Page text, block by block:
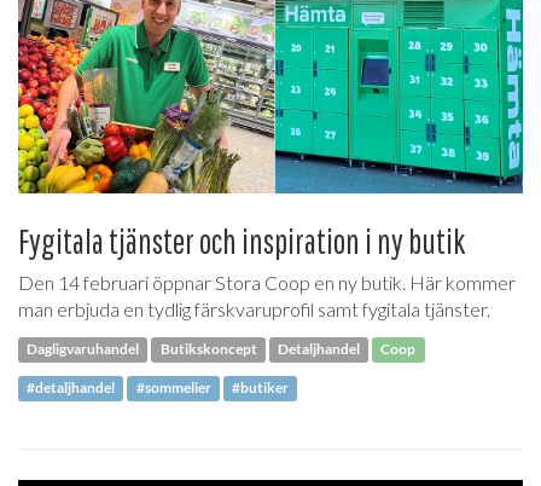
Fygitala tjänster och inspiration i ny butik
Den 14 februari öppnar Stora Coop en ny butik. Här kommer
man erbjuda en tydlig färskvaruprofil samt fygitala tjänster.
Dagligvaruhandel Butikskoncept Detaljhandel Coop
#detaljhandel #sommelier #butiker